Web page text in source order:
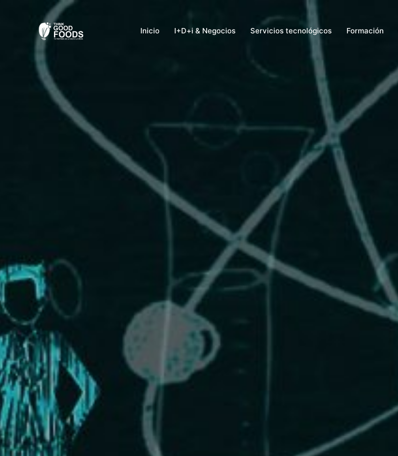
Inicio I+D+i & Negocios Servicios tecnológicos Formación